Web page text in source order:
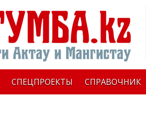
СПЕЦПРОЕКТЫ СПРАВОЧНИК